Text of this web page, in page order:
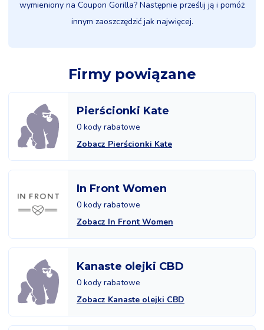
wymieniony na Coupon Gorilla? Następnie prześlij ją i pomóż
innym zaoszczędzić jak najwięcej.
Firmy powiązane
Pierścionki Kate
0 kody rabatowe
Zobacz Pierścionki Kate
In Front Women
0 kody rabatowe
Zobacz In Front Women
Kanaste olejki CBD
0 kody rabatowe
Zobacz Kanaste olejki CBD